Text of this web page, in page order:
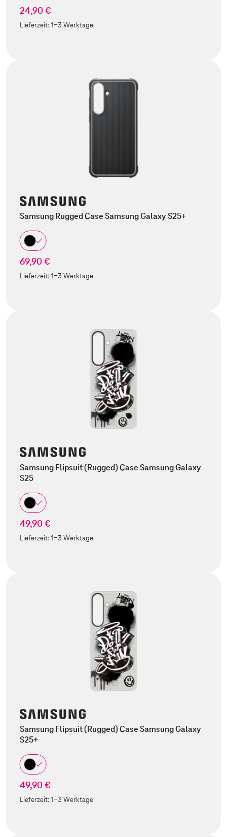
24,90 €
Lieferzeit:1-3 Werktage
Samsung Rugged Case Samsung Galaxy S25+
69,90 €
Lieferzeit:1-3 Werktage
Samsung Flipsuit (Rugged) Case Samsung Galaxy
S25
49,90 €
Lieferzeit:1-3 Werktage
Samsung Flipsuit (Rugged) Case Samsung Galaxy
S25+
49,90 €
Lieferzeit:1-3 Werktage